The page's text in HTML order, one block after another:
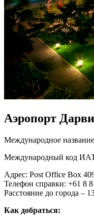
Аэропорт
Международное
Международный код
Адрес: Post Office Box
Телефон справки: +61 8
Расстояние до города –
Как добраться: